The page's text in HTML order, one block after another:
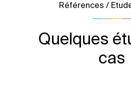
Références /
Quelques
cas